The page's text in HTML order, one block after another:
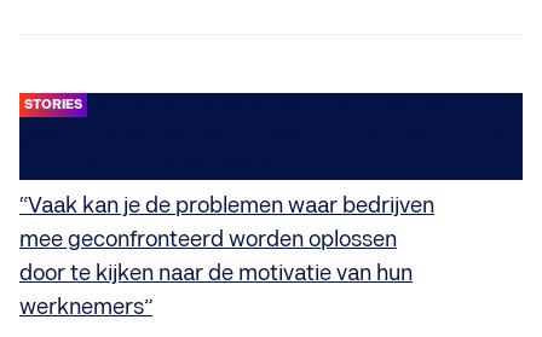
STORIES
“Vaak kan je de problemen waar bedrijven
mee geconfronteerd worden oplossen
door te kijken naar de motivatie van hun
werknemers”